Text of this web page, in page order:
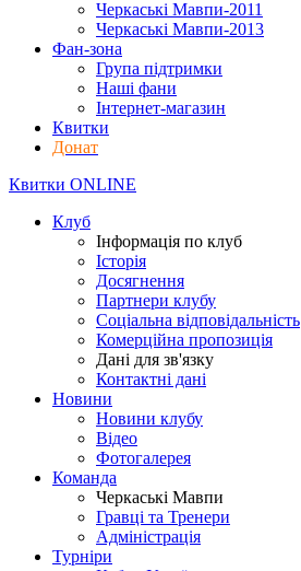
Черкаські Мавпи-2011
Черкаські Мавпи-2013
Фан-зона
Група підтримки
Наші фани
Інтернет-магазин
Квитки
Донат
Квитки ONLINE
Клуб
Інформація по клуб
Історія
Досягнення
Партнери клубу
Соціальна відповідальність
Комерційна пропозиція
Дані для зв'язку
Контактні дані
Новини
Новини клубу
Відео
Фотогалерея
Команда
Черкаські Мавпи
Гравці та Тренери
Адміністрація
Турніри